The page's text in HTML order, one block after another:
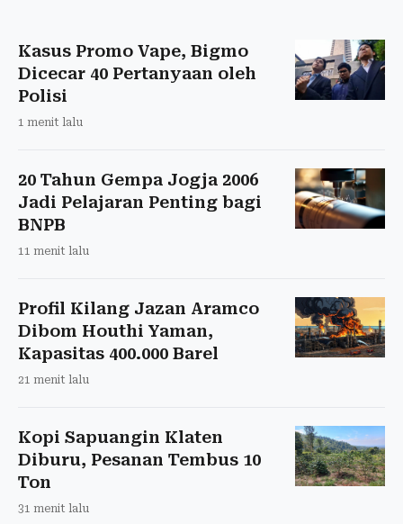
Kasus Promo Vape, Bigmo
Dicecar 40 Pertanyaan oleh
Polisi
1 menit lalu
20 Tahun Gempa Jogja 2006
Jadi Pelajaran Penting bagi
BNPB
11 menit lalu
Profil Kilang Jazan Aramco
Dibom Houthi Yaman,
Kapasitas 400.000 Barel
21 menit lalu
Kopi Sapuangin Klaten
Diburu, Pesanan Tembus 10
Ton
31 menit lalu